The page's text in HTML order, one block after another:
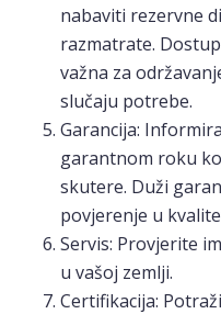
nabaviti rezervne
razmatrate.
važna za
slučaju potrebe.
Garancija:
garantnom roku
skutere. Duži
povjerenje u
Servis: Provjerite
u vašoj zemlji.
Certifikacija: